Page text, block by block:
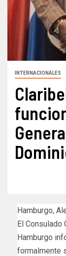
INTERNACIONALES
Hamburgo,
El Consulado
Hamburgo
formalmente